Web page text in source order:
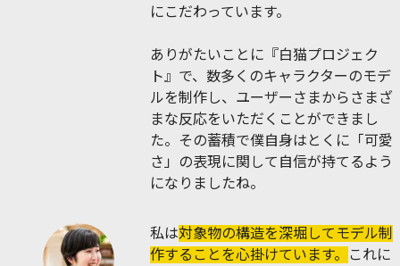
にこだわっています。
ありがたいことに『白猫プロジェク
ト』で、数多くのキャラクターのモデ
ルを制作し、ユーザーさまからさまざ
まな反応をいただくことができまし
た。その蓄積で僕自身はとくに「可愛
さ」の表現に関して自信が持てるよう
になりましたね。
私は対象物の構造を深堀してモデル制
作することを心掛けています。
これに